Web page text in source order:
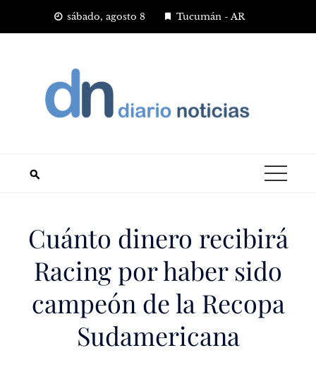
sábado, agosto 8 Tucumán - AR
Cuánto dinero recibirá
Racing por haber sido
campeón de la Recopa
Sudamericana